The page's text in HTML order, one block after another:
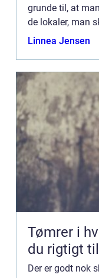
grunde til, at
de lokaler, man
i – måske vil
Linnea Jensen
Tømrer i hvidovre
du rigtigt
Der er godt nok